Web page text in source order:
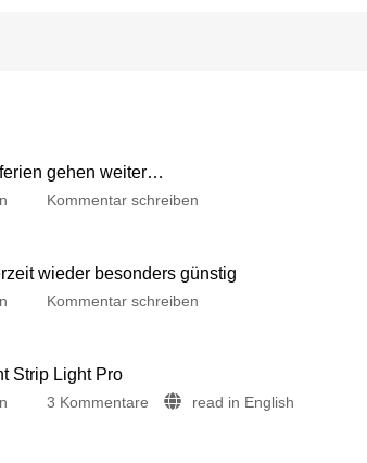
gehen weiter…
Kommentar schreiben
wieder besonders günstig
Kommentar schreiben
Strip Light Pro
3 Kommentare read in English